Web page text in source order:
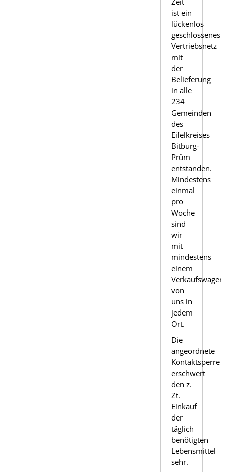
ist ein
lückenlos
geschlossenes
Vertriebsnetz
mit
der
Belieferung
in alle
234
Gemeinden
des
Eifelkreises
Bitburg-
Prüm
entstanden.
Mindestens
einmal
pro
Woche
sind
wir
mit
mindestens
einem
Verkaufswagen
von
uns in
jedem
Ort.
Die
angeordnete
Kontaktsperre
erschwert
den z.
Zt.
Einkauf
der
täglich
benötigten
Lebensmittel
sehr.